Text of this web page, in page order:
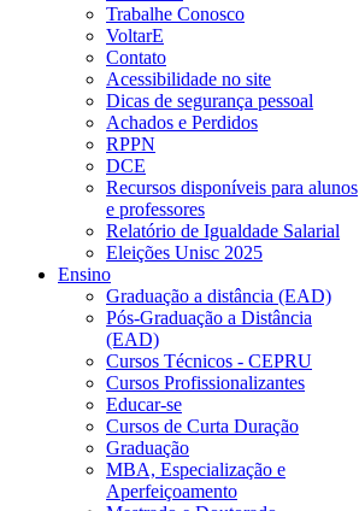
Trabalhe Conosco
VoltarE
Contato
Acessibilidade no site
Dicas de segurança pessoal
Achados e Perdidos
RPPN
DCE
Recursos disponíveis para alunos
e professores
Relatório de Igualdade Salarial
Eleições Unisc 2025
Ensino
Graduação a distância (EAD)
Pós-Graduação a Distância
(EAD)
Cursos Técnicos - CEPRU
Cursos Profissionalizantes
Educar-se
Cursos de Curta Duração
Graduação
MBA, Especialização e
Aperfeiçoamento